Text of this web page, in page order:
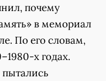
почему
в мемориал
По его словам,
х годах.